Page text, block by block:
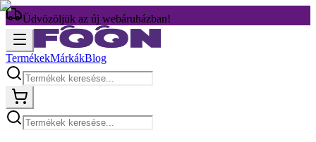
Üdvözöljük az új webáruházban!
TermékekMárkákBlog